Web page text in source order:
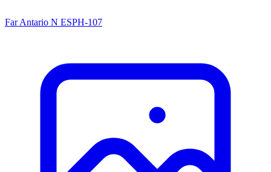
Far Antario N ESPH-107